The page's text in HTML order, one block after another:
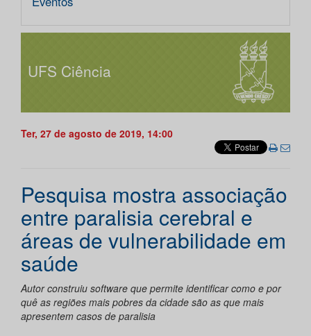
UFS Ciência
Ter, 27 de agosto de 2019, 14:00
Pesquisa mostra associação
entre paralisia cerebral e
áreas de vulnerabilidade em
saúde
Autor construiu software que permite identificar como e por
quê as regiões mais pobres da cidade são as que mais
apresentem casos de paralisia